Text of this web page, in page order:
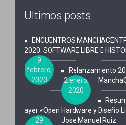
Ultimos posts
ENCUENTROS
2020: SOFTWARE LIBRE E
9
febrero,
2020
Relanzamiento
2 enero,
2020
ayer «Open Hardware y Diseño
Jose Manuel Ruiz
29